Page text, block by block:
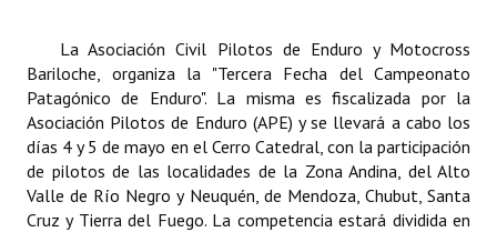
Ciudadano Ilustre - Registro
Banca del Vecino - Registro
Huéspedes de Honor - Registro
Antiguos Pobladores - Registro
La Asociación Civil Pilotos de Enduro y Motocross
Bariloche, organiza la "Tercera Fecha del Campeonato
Patagónico de Enduro". La misma es fiscalizada por la
Asociación Pilotos de Enduro (APE) y se llevará a cabo los
días 4 y 5 de mayo en el Cerro Catedral, con la participación
de pilotos de las localidades de la Zona Andina, del Alto
Valle de Río Negro y Neuquén, de Mendoza, Chubut, Santa
Cruz y Tierra del Fuego. La competencia estará dividida en